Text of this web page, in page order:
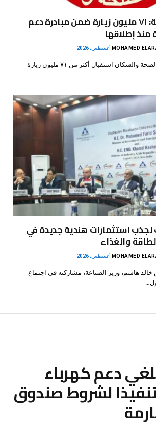
وزارة الصحة: ٧١ مليون زيارة ضمن مبادرة دعم
منذ إطلاقها
MOHAMED
أعلنت وزارة الصحة والسكان استقبال أكثر من ٧١ مليون زيارة
استثمارات هندية جديدة في
والغذاء
MOHAMED
خالد هاشم، وزير الصناعة، مشاركته في اجتماع
دعم كهرباء
لشروط صندوق